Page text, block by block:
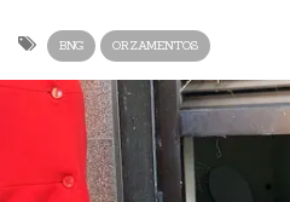
BNG ORZAMENTOS